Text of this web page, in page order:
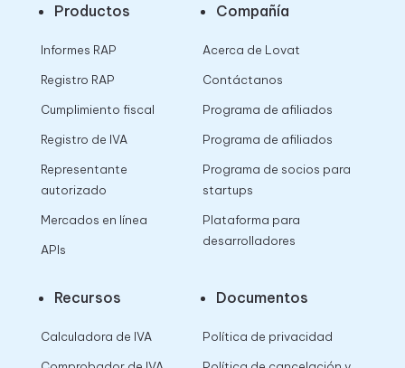
Productos
Informes RAP
Registro RAP
Cumplimiento fiscal
Registro de IVA
Representante
autorizado
Mercados en línea
APIs
Compañía
Acerca de Lovat
Contáctanos
Programa de afiliados
Programa de afiliados
Programa de socios para
startups
Plataforma para
desarrolladores
Recursos
Calculadora de IVA
Documentos
Política de privacidad